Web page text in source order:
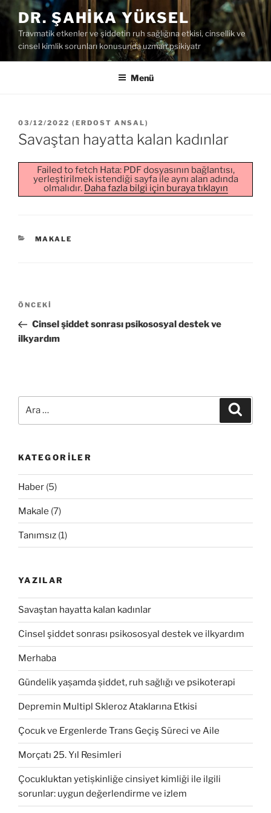
İçeriğe
geç DR. ŞAHIKA YÜKSEL
Travmatik etkenler ve şiddetin ruh sağlığına etkisi, cinsellik ve
cinsel kimlik sorunları konusunda uzman psikiyatr
Menü
YAYIM
TARIHI
03/12/2022 ( ERDOST ANSAL)
Savaştan hayatta kalan kadınlar
Failed to fetch Hata: PDF dosyasının bağlantısı,
yerleştirilmek istendiği sayfa ile aynı alan adında
olmalıdır. Daha fazla bilgi için buraya tıklayın
KATEGORILER
MAKALE
Yazı
Önceki
Yazı
ÖNCEKI
Cinsel şiddet sonrası psikososyal destek ve
ilkyardım
KATEGORILER
Haber (5)
Makale (7)
Tanımsız (1)
YAZILAR
Savaştan hayatta kalan kadınlar
Cinsel şiddet sonrası psikososyal destek ve ilkyardım
Merhaba
Gündelik yașamda șiddet, ruh sağlığı ve psikoterapi
Depremin Multipl Skleroz Ataklarına Etkisi
Çocuk ve Ergenlerde Trans Geçiş Süreci ve Aile
Morçatı 25. Yıl Resimleri
Çocukluktan yetișkinliğe cinsiyet kimliği ile ilgili
sorunlar: uygun değerlendirme ve izlem